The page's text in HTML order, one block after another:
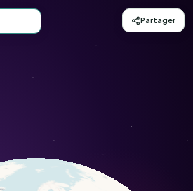
Pin de jeffrey (Pinus jeffreyi) -
Partager